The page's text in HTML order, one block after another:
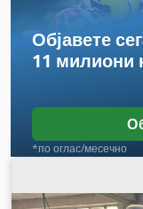
Објавете
11 милиони
*по оглас/месечно